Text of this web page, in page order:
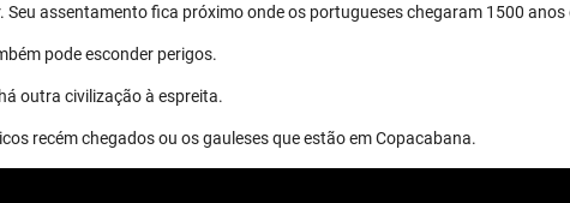
Seu assentamento fica próximo onde os portugueses chegaram 1500 anos
pode esconder perigos.
outra civilização à espreita.
recém chegados ou os gauleses que estão em Copacabana.